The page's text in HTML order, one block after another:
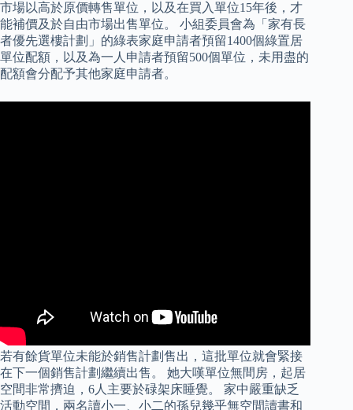
市場以高於原價轉售單位，以及在買入單位15年後，才
能補價及於自由市場出售單位。 小組委員會為「家有長
者優先選樓計劃」的綠表家庭申請者預留1400個綠置居
單位配額，以及為一人申請者預留500個單位，未用盡的
配額會分配予其他家庭申請者。
若有餘貨單位未能於銷售計劃售出，這批單位就會緊接
在下一個銷售計劃繼續出售。 她大嘆單位無間房，起居
空間非常擠迫，6人主要於碌架床睡覺。 家中嚴重缺乏
活動空間，兩名讀小一、小二的孫兒幾乎無空間讀書和